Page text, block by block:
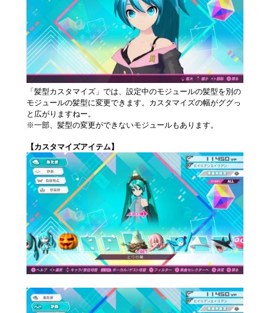
「髪型カスタマイズ」では、設定中のモジュールの髪型を別の
モジュールの髪型に変更できます。カスタマイズの幅がググっ
と広がりますねー。
※一部、髪型の変更ができないモジュールもあります。
【カスタマイズアイテム】